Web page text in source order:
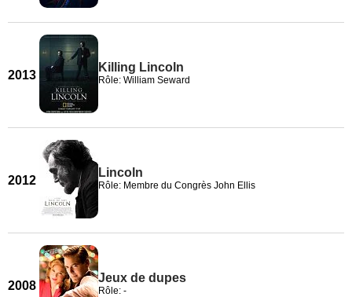
2013
Killing Lincoln
Rôle: William Seward
2012
Lincoln
Rôle: Membre du Congrès John Ellis
2008
Jeux de dupes
Rôle: -